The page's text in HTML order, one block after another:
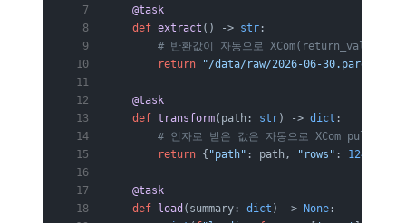
    @task
    def
extract () -> str :
# 반환값이 자동으로 XCom(return_value)에
        return
"/data/raw/2026-06-30.parquet"
    @task
    def
transform(path: str) -> dict :
# 인자로 받은 값은 자동으로 XCom pull 된
        return
{ "path" : path, "rows" : 1240
    @task
    def
load (summary: dict ) -> None :